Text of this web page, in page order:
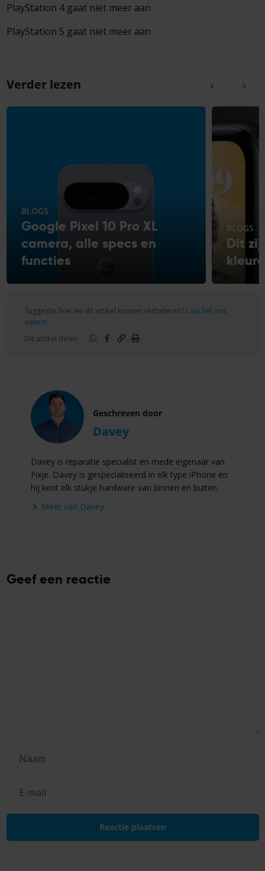
PlayStation 4 gaat niet meer aan
PlayStation 5 gaat niet meer aan
Verder lezen
BLOGS
Google Pixel 10 Pro XL
camera, alle specs en
functies
BLOGS
Dit
Suggestie hoe we dit artikel kunnen verbeteren? Laat het ons
weten!
Dit artikel delen
Geschreven door
Davey
Davey is reparatie specialist en mede eigenaar van
Fixje. Davey is gespecialiseerd in elk type iPhone en
hij kent elk stukje hardware van binnen en buiten.
Meer van Davey
Geef een reactie